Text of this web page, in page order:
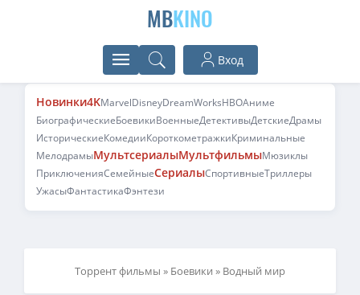
MBKINO
Вход
Новинки4KMarvelDisneyDreamWorksHBOАниме
БиографическиеБоевикиВоенныеДетективыДетскиеДрамы
ИсторическиеКомедииКороткометражкиКриминальные
МелодрамыМультсериалыМультфильмыМюзиклы
ПриключенияСемейныеСериалыСпортивныеТриллеры
УжасыФантастикаФэнтези
Торрент фильмы » Боевики » Водный мир